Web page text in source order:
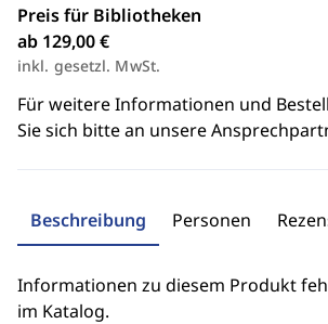
Preis für Bibliotheken
ab 129,00 €
inkl. gesetzl. MwSt.
Für weitere Informationen und
Sie sich bitte an unsere
Beschreibung Personen
Informationen zu diesem Produkt
im Katalog.